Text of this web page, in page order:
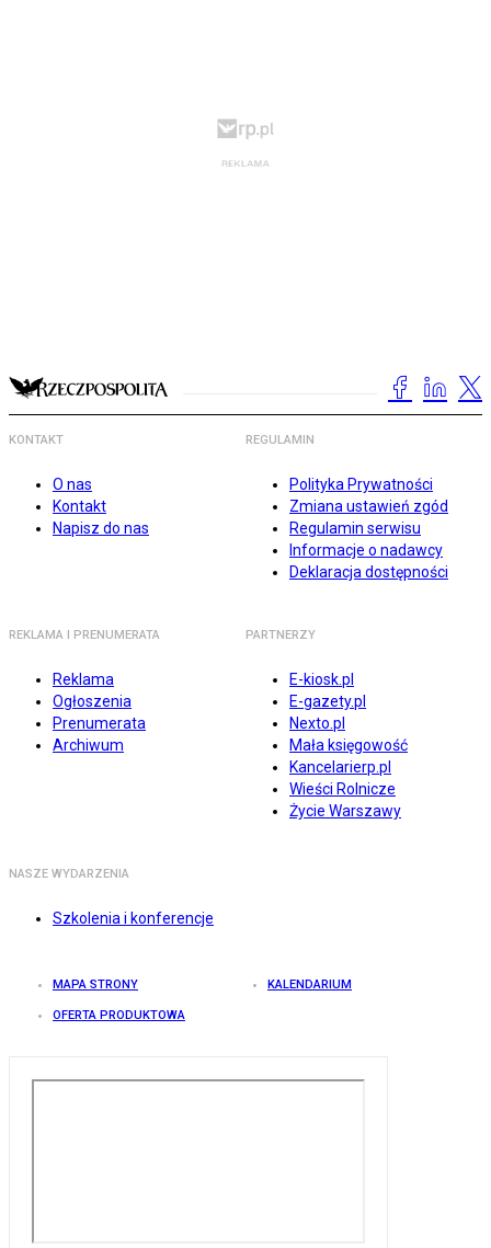
KONTAKT
O nas
Kontakt
Napisz do nas
REGULAMIN
Polityka Prywatności
Zmiana ustawień zgód
Regulamin serwisu
Informacje o nadawcy
Deklaracja dostępności
REKLAMA I PRENUMERATA
Reklama
Ogłoszenia
Prenumerata
Archiwum
PARTNERZY
E-kiosk.pl
E-gazety.pl
Nexto.pl
Mała księgowość
Kancelarierp.pl
Wieści Rolnicze
Życie Warszawy
NASZE WYDARZENIA
Szkolenia i konferencje
MAPA STRONY KALENDARIUM
OFERTA PRODUKTOWA